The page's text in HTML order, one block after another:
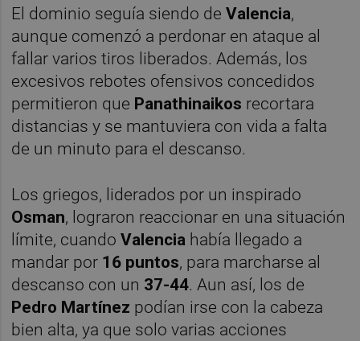
El dominio seguía siendo deValencia,
aunque comenzó a perdonar en ataque al
fallar varios tiros liberados. Además, los
excesivos rebotes ofensivos concedidos
permitieron que Panathinaikos recortara
distancias y se mantuviera con vida a falta
de un minuto para el descanso.
Los griegos, liderados por un inspirado
Osman, lograron reaccionar en una situación
límite, cuandoValencia había llegado a
mandar por 16 puntos, para marcharse al
descanso con un 37-44. Aun así, los de
Pedro Martínez podían irse con la cabeza
bien alta, ya que solo varias acciones